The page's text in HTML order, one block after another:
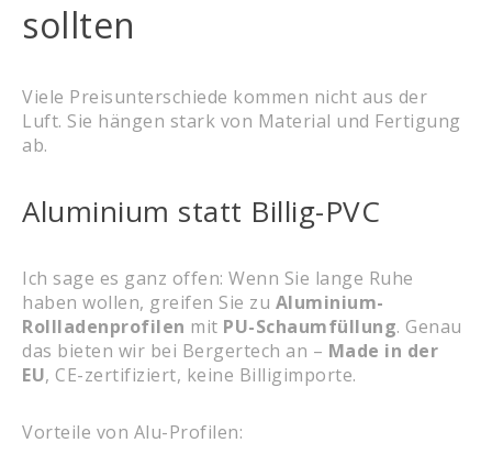
sollten
Viele Preisunterschiede kommen nicht aus der
Luft. Sie hängen stark von Material und Fertigung
ab.
Aluminium statt Billig-PVC
Ich sage es ganz offen: Wenn Sie lange Ruhe
haben wollen, greifen Sie zu Aluminium-
Rollladenprofilen mit PU-Schaumfüllung. Genau
das bieten wir bei Bergertech an – Made in der
EU, CE-zertifiziert, keine Billigimporte.
Vorteile von Alu-Profilen: